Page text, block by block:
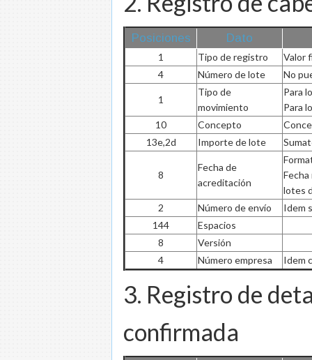
Posiciones Dato
1 Tipo de registro
Valor
4
Número de lote No
1
Tipo de
movimiento
Para
Para
10
Concepto
13e,2d
Importe de lote
8
Fecha de
acreditación
lotes
2
Número de envío
Idem
144
Espacios
8
Versión
4
Número empresa Idem
3. Registro de
confirmada